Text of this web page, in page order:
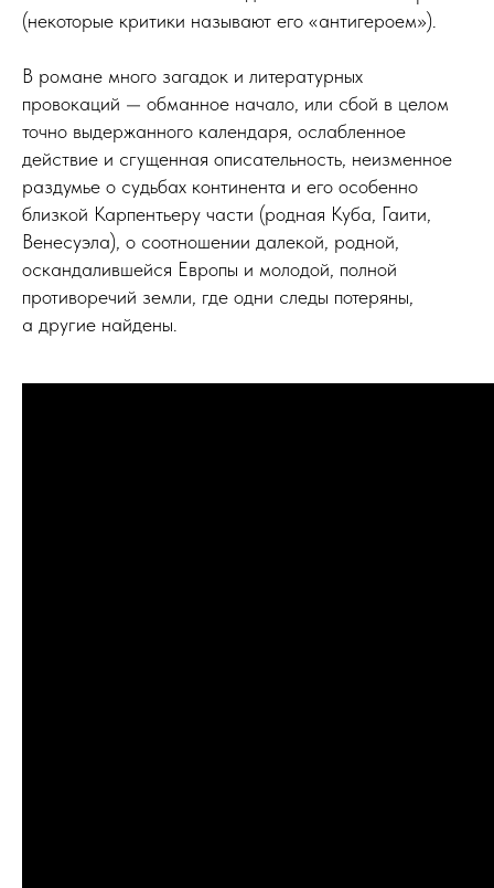
(некоторые критики называют его «антигероем»).
В романе много загадок и литературных
провокаций — обманное начало, или сбой в целом
точно выдержанного календаря, ослабленное
действие и сгущенная описательность, неизменное
раздумье о судьбах континента и его особенно
близкой Карпентьеру части (родная Куба, Гаити,
Венесуэла), о соотношении далекой, родной,
оскандалившейся Европы и молодой, полной
противоречий земли, где одни следы потеряны,
а другие найдены.